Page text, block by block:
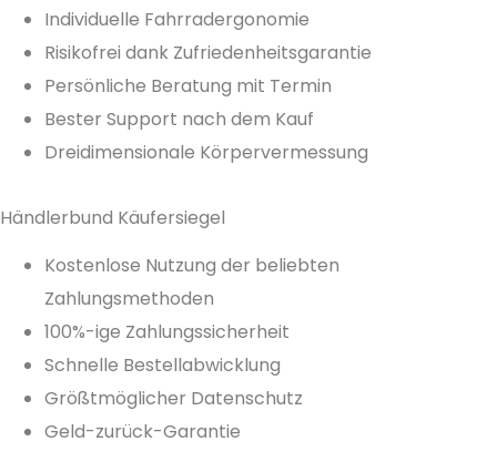
Individuelle Fahrradergonomie
Risikofrei dank Zufriedenheitsgarantie
Persönliche Beratung mit Termin
Bester Support nach dem Kauf
Dreidimensionale Körpervermessung
Händlerbund Käufersiegel
Kostenlose Nutzung der beliebten
Zahlungsmethoden
100%-ige Zahlungssicherheit
Schnelle Bestellabwicklung
Größtmöglicher Datenschutz
Geld-zurück-Garantie